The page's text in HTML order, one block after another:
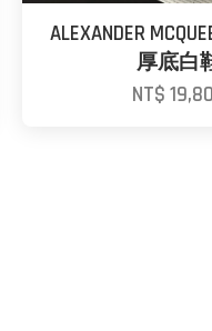
ALEXANDER
厚底白
NT$